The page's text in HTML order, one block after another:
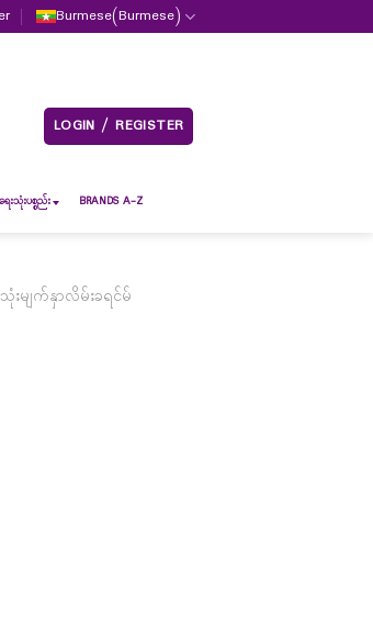
Burmese(Burmese)
LOGIN / REGISTER
းသုံးပစ္စည်း BRANDS A-Z
မျက်နှာလိမ်းခရင်မ်